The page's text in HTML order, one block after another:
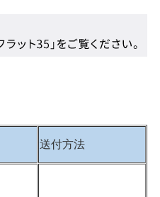
送付方法